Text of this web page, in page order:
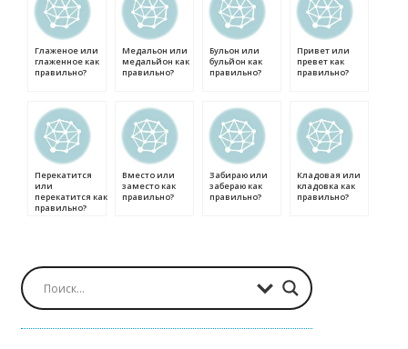
Глаженое или
глаженное как
правильно?
Медальон или
медальйон как
правильно?
Бульон или
бульйон как
правильно?
Привет или
превет как
правильно?
Перекатится
или
перекатится как
правильно?
Вместо или
заместо как
правильно?
Забираю или
забераю как
правильно?
Кладовая или
кладовка как
правильно?